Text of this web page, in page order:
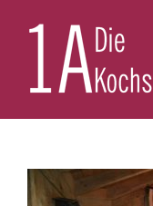
Inhalt